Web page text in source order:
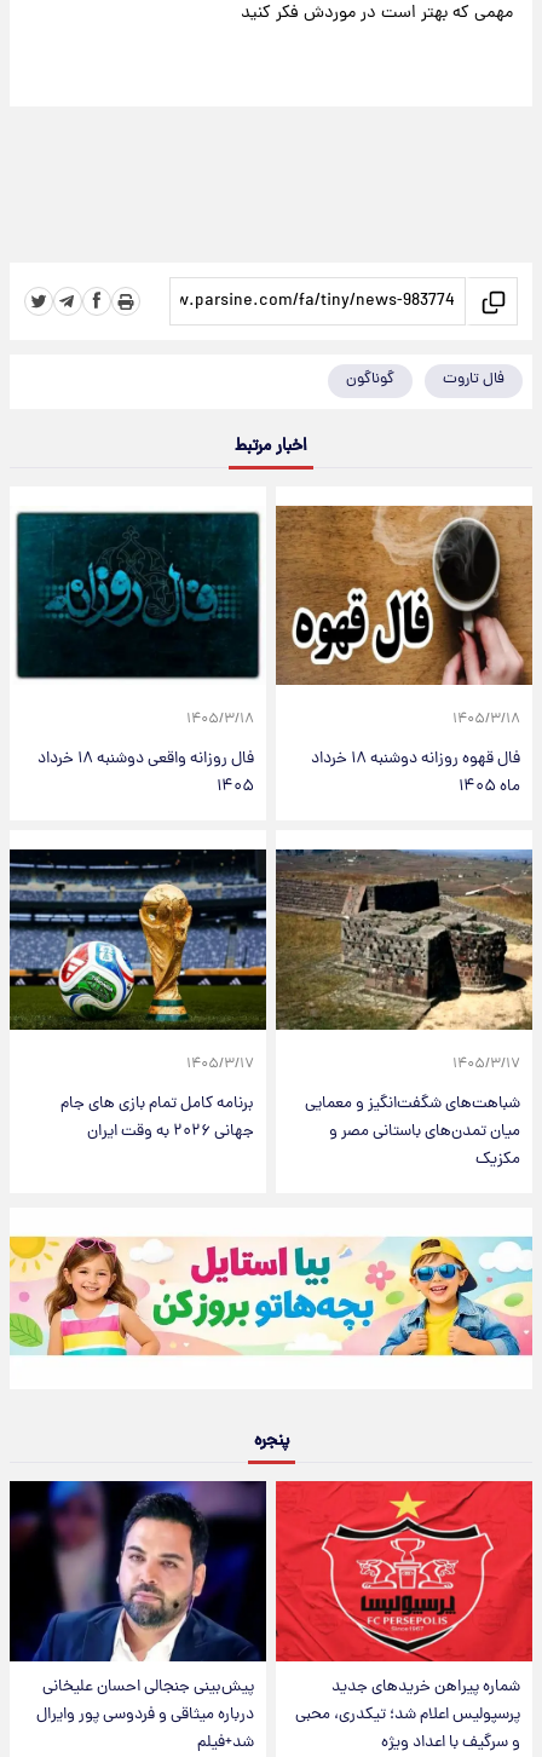
مهمی که بهتر است در موردش فکر کنید
فال تاروت گوناگون
اخبار مرتبط
۱۴۰۵/۳/۱۸
فال قهوه روزانه دوشنبه ۱۸ خرداد
ماه ۱۴۰۵
۱۴۰۵/۳/۱۸
فال روزانه واقعی دوشنبه ۱۸ خرداد
۱۴۰۵
۱۴۰۵/۳/۱۷
شباهت‌های شگفت‌انگیز و معمایی
میان تمدن‌های باستانی مصر و
مکزیک
۱۴۰۵/۳/۱۷
برنامه کامل تمام بازی های جام
جهانی ۲۰۲۶ به وقت ایران
پنجره
شماره پیراهن خریدهای جدید
پرسپولیس اعلام شد؛ تیکدری، محبی
و سرگیف با اعداد ویژه
پیش‌بینی جنجالی احسان علیخانی
درباره میثاقی و فردوسی پور وایرال
شد+فیلم